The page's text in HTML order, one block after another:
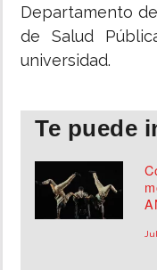
Departamento
de Salud
universidad.
Te puede